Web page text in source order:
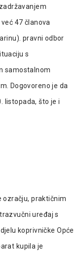
47 članova
pravni odbor
s
samostalnom
Dogovoreno je da
listopada, što je i
ozračju, praktičnim
uređaj s
koprivničke Opće
kupila je